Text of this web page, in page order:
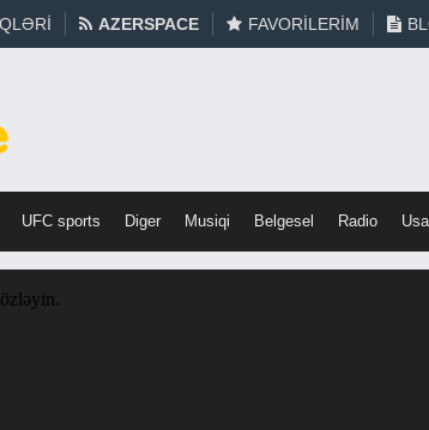
AZERSPACE FAVORILERIM
UFC sports Diger Musiqi Belgesel Radio